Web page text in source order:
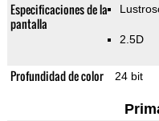
Especificaciones de la
pantalla
2.5D
Profundidad de color 24 bit